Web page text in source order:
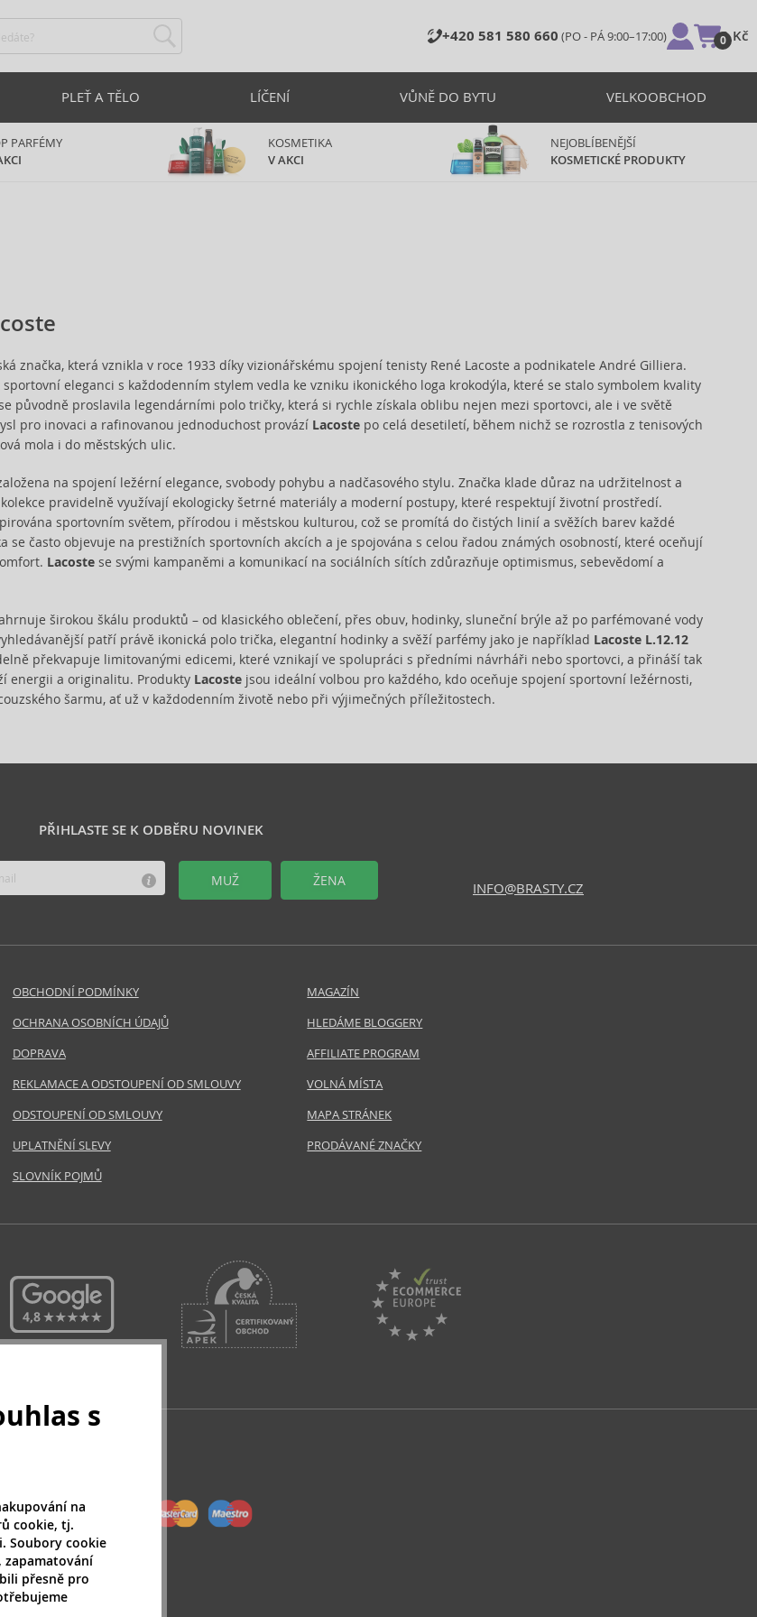
+420 581 580 660 (PO - PÁ 9:00–17:00) 0
0 Kč
PLEŤ A TĚLO LÍČENÍ VŮNĚ DO BYTU VELKOOBCHOD
PARFÉMY
KOSMETIKA
V AKCI
NEJOBLÍBENĚJŠÍ
KOSMETICKÉ PRODUKTY
značka, která vznikla v roce 1933 díky vizionářskému spojení tenisty René Lacoste a podnikatele André Gilliera.
eleganci s každodenním stylem vedla ke vzniku ikonického loga krokodýla, které se stalo symbolem kvality
původně proslavila legendárními polo tričky, která si rychle získala oblibu nejen mezi sportovci, ale i ve světě
pro inovaci a rafinovanou jednoduchost provází Lacostepo celá desetiletí, během nichž se rozrostla z tenisových
mola i do městských ulic.
na spojení ležérní elegance, svobody pohybu a nadčasového stylu. Značka klade důraz na udržitelnost a
pravidelně využívají ekologicky šetrné materiály a moderní postupy, které respektují životní prostředí.
sportovním světem, přírodou i městskou kulturou, což se promítá do čistých linií a svěžích barev každé
se často objevuje na prestižních sportovních akcích a je spojována s celou řadou známých osobností, které oceňují
Lacostese svými kampaněmi a komunikací na sociálních sítích zdůrazňuje optimismus, sebevědomí a
širokou škálu produktů – od klasického oblečení, přes obuv, hodinky, sluneční brýle až po parfémované vody
patří právě ikonická polo trička, elegantní hodinky a svěží parfémy jako je například Lacoste L.12.12
překvapuje limitovanými edicemi, které vznikají ve spolupráci s předními návrháři nebo sportovci, a přináší tak
energii a originalitu. Produkty Lacostejsou ideální volbou pro každého, kdo oceňuje spojení sportovní ležérnosti,
šarmu, ať už v každodenním životě nebo při výjimečných příležitostech.
PŘIHLASTE SE K ODBĚRU NOVINEK
MUŽ ŽENA INFO@BRASTY.CZ
OBCHODNÍ PODMÍNKY
OCHRANA OSOBNÍCH ÚDAJŮ
DOPRAVA
REKLAMACE A ODSTOUPENÍ OD SMLOUVY
ODSTOUPENÍ OD SMLOUVY
UPLATNĚNÍ SLEVY
SLOVNÍK POJMŮ
MAGAZÍN
HLEDÁME BLOGGERY
AFFILIATE PROGRAM
VOLNÁ MÍSTA
MAPA STRÁNEK
PRODÁVANÉ ZNAČKY
s
na
cookie, tj.
Soubory cookie
zapamatování
přesně pro